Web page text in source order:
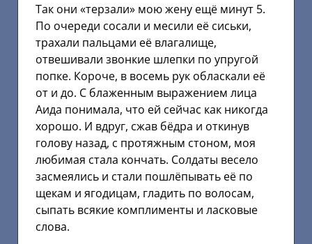
Так они «терзали» мою жену ещё минут 5.
По очереди сосали и месили её сиськи,
трахали пальцами её влагалище,
отвешивали звонкие шлепки по упругой
попке. Короче, в восемь рук обласкали её
от и до. С блаженным выражением лица
Аида понимала, что ей сейчас как никогда
хорошо. И вдруг, сжав бёдра и откинув
голову назад, с протяжным стоном, моя
любимая стала кончать. Солдаты весело
засмеялись и стали пошлёпывать её по
щекам и ягодицам, гладить по волосам,
сыпать всякие комплименты и ласковые
слова.